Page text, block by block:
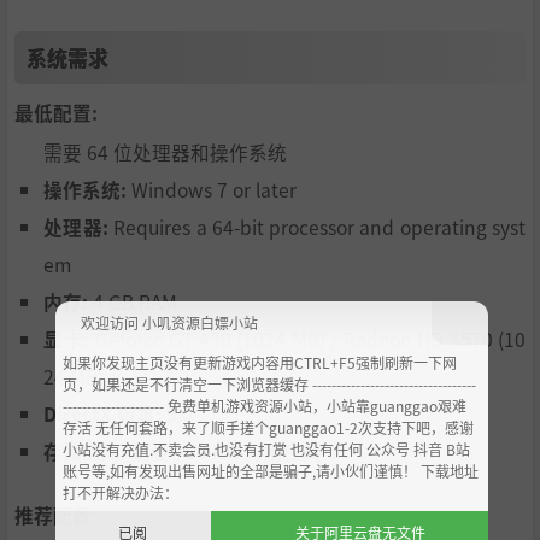
系统需求
最低配置:
需要 64 位处理器和操作系统
操作系统: Windows 7 or later
处理器: Requires a 64-bit processor and operating syst
em
内存:4 GB RAM
显卡:Geforce GT 430 (1024 MB) / Radeon HD 5570 (10
24 MB)
DirectX 版本:9.0
存储空间:需要 750 MB 可用空间
推荐配置:
欢迎访问 小叽资源白嫖小站
如果你发现主页没有更新游戏内容用CTRL+F5强制刷新一下网
页，如果还是不行清空一下浏览器缓存 ----------------------------------
--------------------- 免费单机游戏资源小站，小站靠guanggao艰难
存活 无任何套路，来了顺手搓个guanggao1-2次支持下吧，感谢
小站没有充值.不卖会员.也没有打赏 也没有任何 公众号 抖音 B站
账号等,如有发现出售网址的全部是骗子,请小伙们谨慎！ 下载地址
打不开解决办法：
已阅
关于阿里云盘无文件